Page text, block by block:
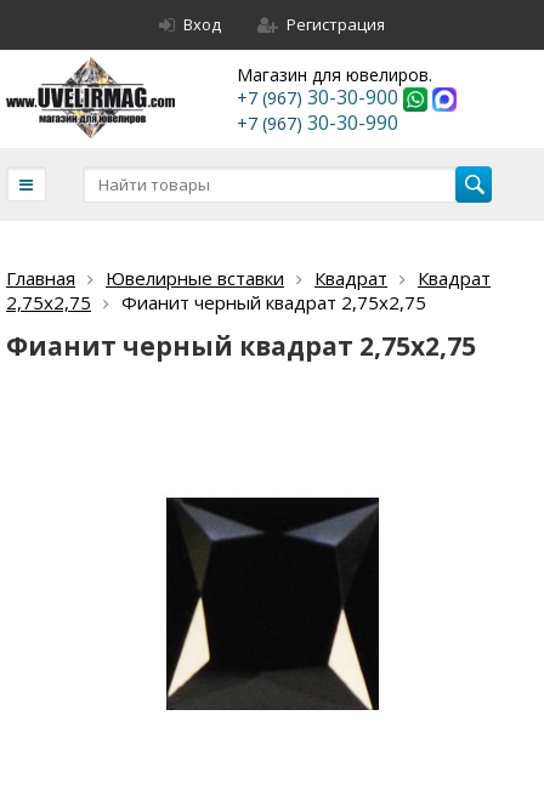
Вход Регистрация
Магазин для ювелиров.
+7 (967) 30-30-900
+7 (967) 30-30-990
Главная Ювелирные вставки Квадрат
Квадрат
2,75х2,75
Фианит черный квадрат 2,75х2,75
Фианит черный квадрат 2,75х2,75